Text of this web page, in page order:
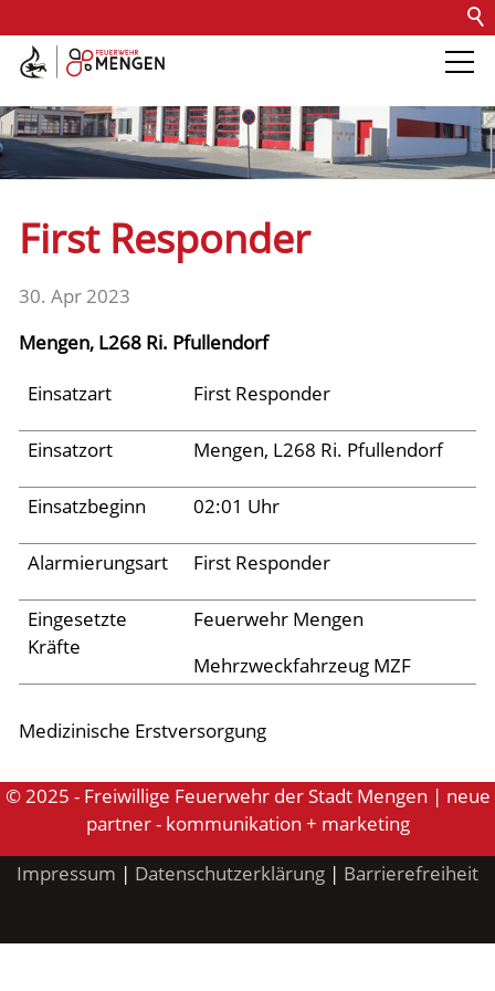
Kontakt Impressum
Barrierefreiheit
Die Feuerwehr
Fachdienste
Fahrzeuge
Einsätze
Aktuelles
Links
First Responder
30. Apr 2023
Mengen, L268 Ri. Pfullendorf
Einsatzart
First Responder
Einsatzort Mengen, L268 Ri. Pfullendorf
Einsatzbeginn 02:01 Uhr
Alarmierungsart First Responder
Eingesetzte
Kräfte
Feuerwehr Mengen
Mehrzweckfahrzeug MZF
Medizinische Erstversorgung
© 2025 - Freiwillige Feuerwehr der Stadt Mengen | neue
partner - kommunikation + marketing
Impressum | Datenschutzerklärung | Barrierefreiheit